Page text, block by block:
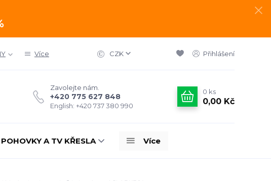
Více CZK Přihlášení
Zavolejte nám.
+420 775 627 848
English: +420 737 380 990
0 ks
0,00 Kč
A TV KŘESLA Více